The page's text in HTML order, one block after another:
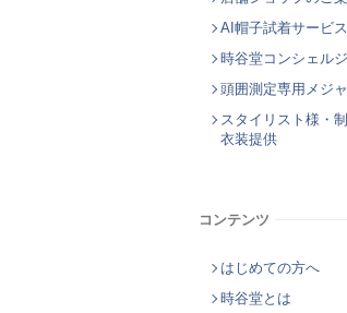
AI帽子試着サービス
時谷堂コンシェル
頭囲測定専用メジ
スタイリスト様・
衣装提供
コンテンツ
はじめての方へ
時谷堂とは